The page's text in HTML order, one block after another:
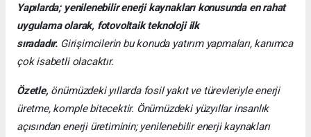
Yapılarda; yenilenebilir enerji kaynakları konusunda en rahat
uygulama olarak, fotovoltaik teknoloji ilk
sıradadır. Girişimcilerin bu konuda yatırım yapmaları, kanımca
çok isabetli olacaktır.
Özetle,önümüzdeki yıllarda fosil yakıt ve türevleriyle enerji
üretme, komple bitecektir. Önümüzdeki yüzyıllar insanlık
açısından enerji üretiminin; yenilenebilir enerji kaynakları